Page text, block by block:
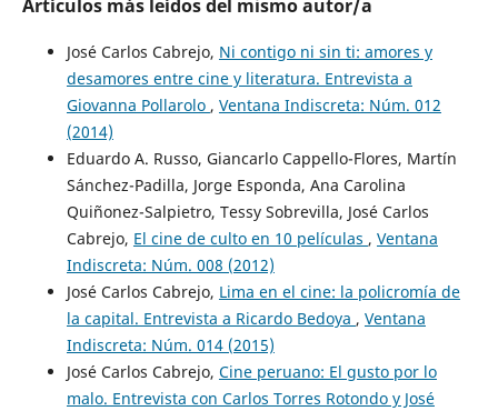
Artículos más leídos del mismo autor/a
José Carlos Cabrejo, Ni contigo ni sin ti: amores y
desamores entre cine y literatura. Entrevista a
Giovanna Pollarolo , Ventana Indiscreta: Núm. 012
(2014)
Eduardo A. Russo, Giancarlo Cappello-Flores, Martín
Sánchez-Padilla, Jorge Esponda, Ana Carolina
Quiñonez-Salpietro, Tessy Sobrevilla, José Carlos
Cabrejo, El cine de culto en 10 películas , Ventana
Indiscreta: Núm. 008 (2012)
José Carlos Cabrejo, Lima en el cine: la policromía de
la capital. Entrevista a Ricardo Bedoya , Ventana
Indiscreta: Núm. 014 (2015)
José Carlos Cabrejo, Cine peruano: El gusto por lo
malo. Entrevista con Carlos Torres Rotondo y José